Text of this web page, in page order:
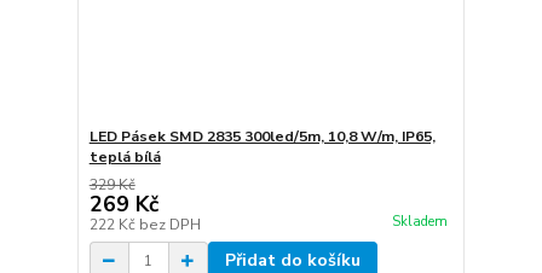
LED Pásek SMD 2835 300led/5m, 10,8 W/m, IP65,
teplá bílá
329 Kč
269 Kč
222 Kč bez DPH Skladem
Přidat do košíku